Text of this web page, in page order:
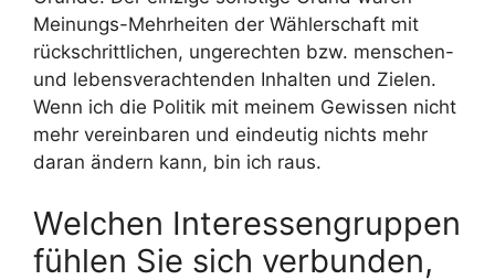
Meinungs-Mehrheiten der Wählerschaft mit
rückschrittlichen, ungerechten bzw. menschen-
und lebensverachtenden Inhalten und Zielen.
Wenn ich die Politik mit meinem Gewissen nicht
mehr vereinbaren und eindeutig nichts mehr
daran ändern kann, bin ich raus.
Welchen Interessengruppen
fühlen Sie sich verbunden,